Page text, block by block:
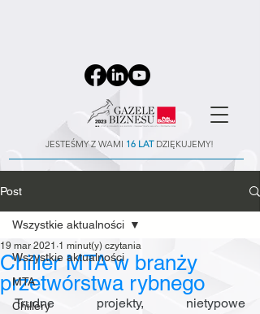
JESTEŚMY Z WAMI 16 LATDZIĘKUJEMY!
Post
Wszystkie aktualności
MTA
Chillery
Wszystkie aktualności
Chiller MTA w branży
przetwórstwa rybnego
19 mar 2021 1 minut(y) czytania
Trudne projekty, nietypowe